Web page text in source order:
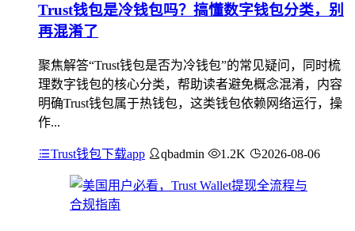
Trust钱包是冷钱包吗？搞懂数字钱包分类，别
再混淆了
聚焦解答“Trust钱包是否为冷钱包”的常见疑问，同时梳
理数字钱包的核心分类，帮助读者避免概念混淆，内容
明确Trust钱包属于热钱包，这类钱包依赖网络运行，操
作...
Trust钱包下载app qbadmin 1.2K 2026-08-06